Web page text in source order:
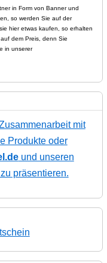
in Form von Banner und
so werden Sie auf der
hier etwas kaufen, so erhalten
dem Preis, denn Sie
in unserer
mit
Produkte oder
und unseren
präsentieren.